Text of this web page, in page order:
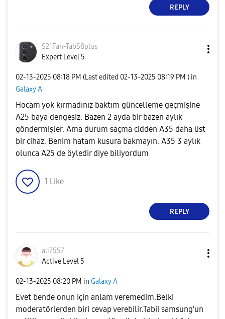
REPLY
S21Fan-TabS8plus
Expert Level 5
‎02-13-2025 08:18 PM (Last edited ‎02-13-2025 08:19 PM ) in
Galaxy A
Hocam yok kırmadınız baktım güncelleme geçmişine
A25 baya dengesiz. Bazen 2 ayda bir bazen aylık
göndermişler. Ama durum saçma cidden A35 daha üst
bir cihaz. Benim hatam kusura bakmayın. A35 3 aylık
olunca A25 de öyledir diye biliyordum
1 Like
REPLY
ali7557
Active Level 5
‎02-13-2025 08:20 PM in Galaxy A
Evet bende onun için anlam veremedim.Belki
moderatörlerden biri cevap verebilir.Tabii samsung'un